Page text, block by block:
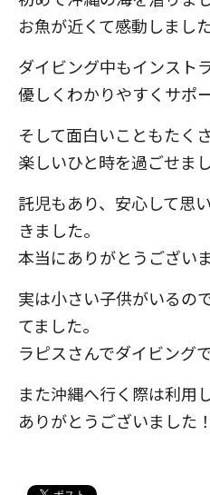
お魚が近くて感動しました
ダイビング中もインスト
優しくわかりやすくサポ
そして面白いこともたく
楽しいひと時を過ごせまし
託児もあり、安心して思
きました。
本当にありがとうござい
実は小さい子供がいるの
てました。
ラピスさんでダイビング
また沖縄へ行く際は利用
ありがとうございました！